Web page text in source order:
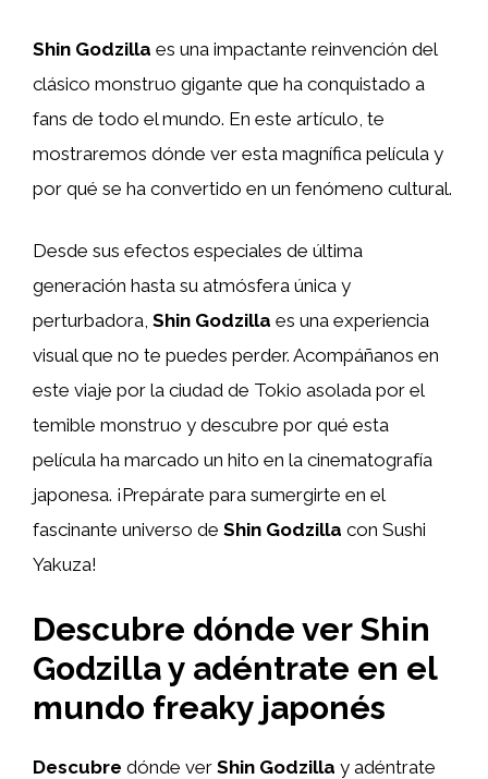
Shin Godzilla es una impactante reinvención del
clásico monstruo gigante que ha conquistado a
fans de todo el mundo. En este artículo, te
mostraremos dónde ver esta magnífica película y
por qué se ha convertido en un fenómeno cultural.
Desde sus efectos especiales de última
generación hasta su atmósfera única y
perturbadora, Shin Godzilla es una experiencia
visual que no te puedes perder. Acompáñanos en
este viaje por la ciudad de Tokio asolada por el
temible monstruo y descubre por qué esta
película ha marcado un hito en la cinematografía
japonesa. ¡Prepárate para sumergirte en el
fascinante universo de Shin Godzilla con Sushi
Yakuza!
Descubre dónde ver Shin
Godzilla y adéntrate en el
mundo freaky japonés
Descubre dónde ver Shin Godzilla y adéntrate